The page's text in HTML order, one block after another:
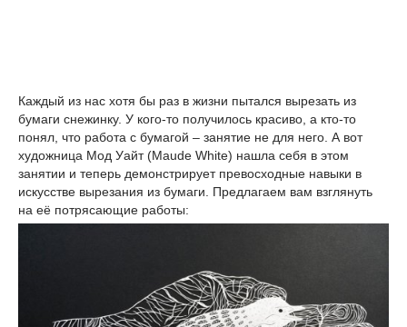
Каждый из нас хотя бы раз в жизни пытался вырезать из
бумаги снежинку. У кого-то получилось красиво, а кто-то
понял, что работа с бумагой – занятие не для него. А вот
художница Мод Уайт (Maude White) нашла себя в этом
занятии и теперь демонстрирует превосходные навыки в
искусстве вырезания из бумаги. Предлагаем вам взглянуть
на её потрясающие работы: